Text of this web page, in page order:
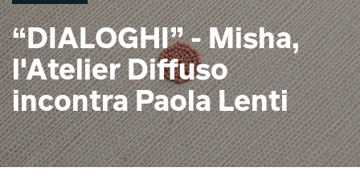
“DIALOGHI” - Misha,
l'Atelier Diffuso
incontra Paola Lenti